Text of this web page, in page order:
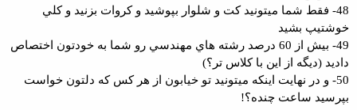
48- فقط شما ميتونيد كت و شلوار بپوشيد و كروات بزنيد و كلي
خوشتيپ بشيد
49- بيش از 60 درصد رشته هاي مهندسي رو شما به خودتون اختصاص
داديد (ديگه از اين با كلاس تر؟)
50- و در نهايت اينكه ميتونيد تو خيابون از هر كس كه دلتون خواست
بپرسيد ساعت چنده؟!